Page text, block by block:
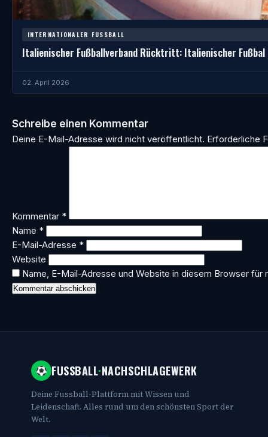
INTERNATIONALER FUSSBALL
Italienischer Fußballverband Rücktritt: Italienischer Fußbal
02. April 2026
Schreibe einen Kommentar
Deine E-Mail-Adresse wird nicht veröffentlicht. Erforderliche
Kommentar *
Name *
E-Mail-Adresse *
Website
Name, E-Mail-Adresse und Website in diesem Browser für
FUSSBALL·NACHSCHLAGEWERK
Deine Fussball-Plattform mit Wissen und
Leidenschaft. Alles rund um den schönsten Sport der
Welt.